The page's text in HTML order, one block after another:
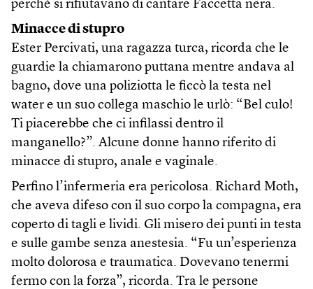
perché si rifiutavano di cantare Faccetta nera.
Minacce di stupro
Ester Percivati, una ragazza turca, ricorda che le
guardie la chiamarono puttana mentre andava al
bagno, dove una poliziotta le ficcò la testa nel
water e un suo collega maschio le urlò: “Bel culo!
Ti piacerebbe che ci infilassi dentro il
manganello?”. Alcune donne hanno riferito di
minacce di stupro, anale e vaginale.
Perfino l’infermeria era pericolosa. Richard Moth,
che aveva difeso con il suo corpo la compagna, era
coperto di tagli e lividi. Gli misero dei punti in testa
e sulle gambe senza anestesia. “Fu un’esperienza
molto dolorosa e traumatica. Dovevano tenermi
fermo con la forza”, ricorda. Tra le persone